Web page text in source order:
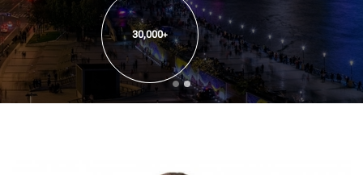
30,000+